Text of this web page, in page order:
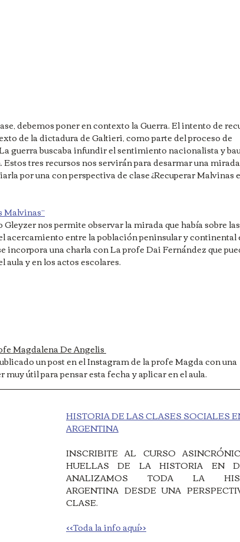
debemos poner en contexto la Guerra. El intento de
de la dictadura de Galtieri, como parte del proceso de
guerra buscaba infundir el sentimiento nacionalista y
tres recursos nos servirán para desarmar una mirada
por una con perspectiva de clase ¿Recuperar Malvinas
Malvinas”
nos permite observar la mirada que había sobre
acercamiento entre la población peninsular y continental
incorpora una charla con La profe Dai Fernández que
aula y en los actos escolares.
Magdalena De Angelis
un post en el Instagram de la profe Magda con una
útil para pensar esta fecha y aplicar en el aula.
HISTORIA DE LAS CLASES SOCIALES
ARGENTINA
INSCRIBITE AL CURSO
HUELLAS DE LA HISTORIA EN
ANALIZAMOS TODA LA
ARGENTINA DESDE UNA
CLASE.
<<Toda la info aquí>>